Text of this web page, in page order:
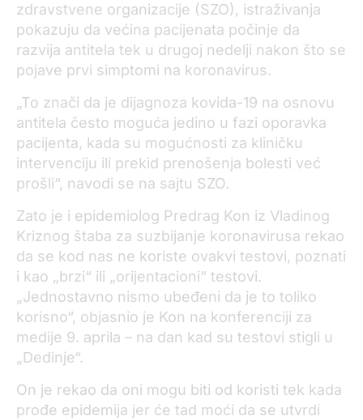
zdravstvene organizacije (SZO), istraživanja
pokazuju da većina pacijenata počinje da
razvija antitela tek u drugoj nedelji nakon što se
pojave prvi simptomi na koronavirus.
„To znači da je dijagnoza kovida-19 na osnovu
antitela često moguća jedino u fazi oporavka
pacijenta, kada su mogućnosti za kliničku
intervenciju ili prekid prenošenja bolesti već
prošli“, navodi se na sajtu SZO.
Zato je i epidemiolog Predrag Kon iz Vladinog
Kriznog štaba za suzbijanje koronavirusa rekao
da se kod nas ne koriste ovakvi testovi, poznati
i kao „brzi“ ili „orijentacioni“ testovi.
„Jednostavno nismo ubeđeni da je to toliko
korisno“, objasnio je Kon na konferenciji za
medije 9. aprila – na dan kad su testovi stigli u
„Dedinje“.
On je rekao da oni mogu biti od koristi tek kada
prođe epidemija jer će tad moći da se utvrdi